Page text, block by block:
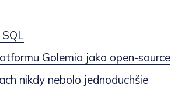
Golemio jako open-source
nikdy nebolo jednoduchšie